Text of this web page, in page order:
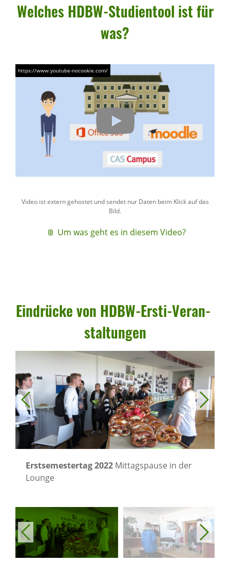
Welches HDBW-Studi­en­tool ist für
was?
Video ist extern gehostet und sendet nur Daten beim Klick auf das
Bild.
Um was geht es in diesem Video?
Eindrücke von HDBW-Ersti-Veran­
stal­tungen
Erstsemestertag 2022 Mittagspause in der
Lounge